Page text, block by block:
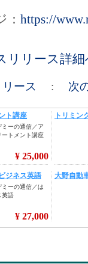
： https://
リリース詳
ース : 次